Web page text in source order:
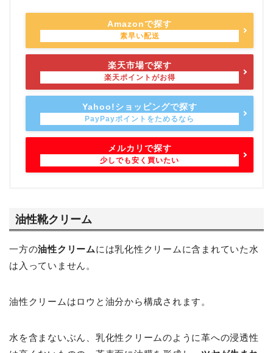
Amazonで探す
楽天市場で探す
Yahoo!ショッピングで探す
メルカリで探す
油性靴クリーム
一方の油性クリームには乳化性クリームに含まれていた水
は入っていません。
油性クリームはロウと油分から構成されます。
水を含まないぶん、乳化性クリームのように革への浸透性